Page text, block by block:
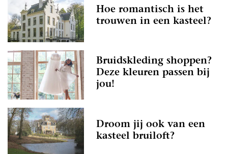
Hoe romantisch is het
trouwen in een kasteel?
Bruidskleding shoppen?
Deze kleuren passen bij
jou!
Droom jij ook van een
kasteel bruiloft?